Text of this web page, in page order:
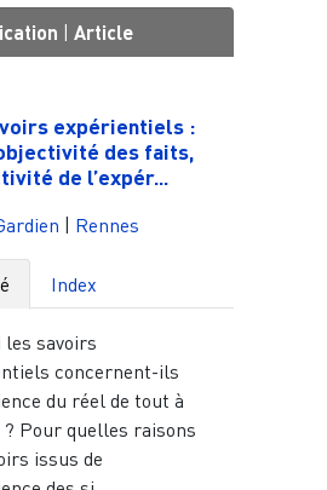
| Article
expérientiels :
des faits,
de l’expér...
| Rennes
Index
les savoirs
concernent-ils
du réel de tout à
? Pour quelles raisons
issus de